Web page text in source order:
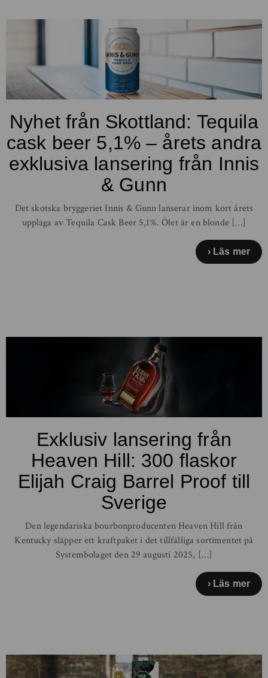
Nyhet från Skottland: Tequila
cask beer 5,1% – årets andra
exklusiva lansering från Innis
& Gunn
Det skotska bryggeriet Innis & Gunn lanserar inom kort årets
upplaga av Tequila Cask Beer 5,1%. Ölet är en blonde […]
Läs mer
Exklusiv lansering från
Heaven Hill: 300 flaskor
Elijah Craig Barrel Proof till
Sverige
Den legendariska bourbonproducenten Heaven Hill från
Kentucky släpper ett kraftpaket i det tillfälliga sortimentet på
Systembolaget den 29 augusti 2025, […]
Läs mer